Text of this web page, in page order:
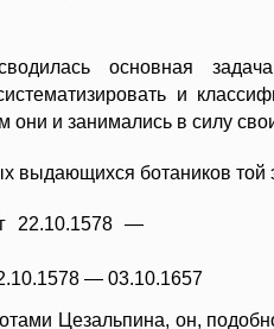
основная
и
они и занимались в силу
выдающихся ботаников
— 03.10.1657
Цезальпина, он,